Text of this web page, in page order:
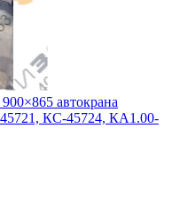
автокрана
КС-45724, КА1.00-